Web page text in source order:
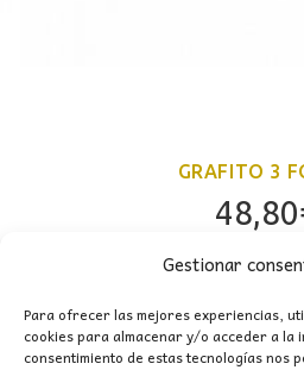
Gestionar
Para ofrecer las mejores experiencias,
cookies para almacenar y/o acceder a la
consentimiento de estas tecnologías nos
GRAFITO 3
48,80